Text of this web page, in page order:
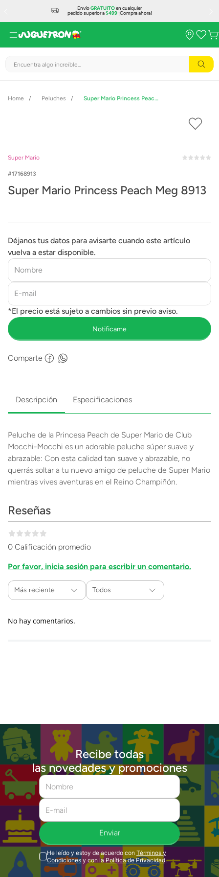
EnvíoGRATUITOen cualquier
pedido superior a$499¡Compra ahora!
Encuentra algo increíble...
Peluches Super Mario Princess Peach Meg 8913
Super Mario
17168913
Super Mario Princess Peach Meg 8913
Déjanos tus datos para avisarte cuando este artículo
vuelva a estar disponible.
Comparte
Descripción Especificaciones
Peluche de la Princesa Peach de Super Mario de Club
Mocchi-Mocchi es un adorable peluche súper suave y
abrazable: Con esta calidad tan suave y abrazable, no
querrás soltar a tu nuevo amigo de peluche de Super Mario
mientras vives aventuras en el Reino Champiñón.
Reseñas
0 Calificación promedio
Por favor, inicia sesión para escribir un comentario.
Más reciente Todos
No hay comentarios.
Recibe todas
las novedades y promociones
Enviar
He leído y estoy de acuerdo con Términos y
Condiciones y con la Política de Privacidad.